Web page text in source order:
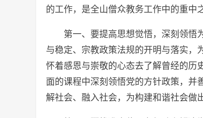
的工作，是全山僧众教务工作中的重中
第一、要提高思想觉悟，深刻领悟
与稳定、宗教政策法规的开明与落实，
怀着感恩与崇敬的心态去了解曾经的历
面的课程中深刻领悟党的方针政策，并
解社会、融入社会，为构建和谐社会做